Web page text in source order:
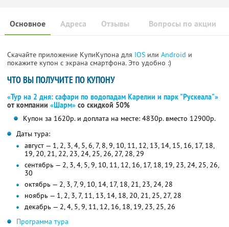
Основное Отзывы Вопросы по акции
Адреса
Скачайте приложение КупиКупона для IOS или Android и
покажите купон с экрана смартфона. Это удобно :)
ЧТО ВЫ ПОЛУЧИТЕ ПО КУПОНУ
«Тур на 2 дня: сафари по водопадам Карелии и парк "Рускеала"»
от компании «Шарм» со скидкой 50%
Купон за 1620р. и доплата на месте: 4830р. вместо 12900р.
Даты тура:
август — 1, 2, 3, 4, 5, 6, 7, 8, 9, 10, 11, 12, 13, 14, 15, 16, 17, 18,
19, 20, 21, 22, 23, 24, 25, 26, 27, 28, 29
сентябрь — 2, 3, 4, 5, 9, 10, 11, 12, 16, 17, 18, 19, 23, 24, 25, 26,
30
октябрь — 2, 3, 7, 9, 10, 14, 17, 18, 21, 23, 24, 28
ноябрь — 1, 2, 3, 7, 11, 13, 14, 18, 20, 21, 25, 27, 28
декабрь — 2, 4, 5, 9, 11, 12, 16, 18, 19, 23, 25, 26
Программа тура